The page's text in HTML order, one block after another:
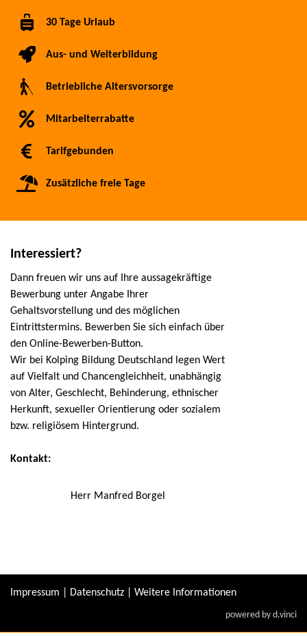
30 Tage Urlaub
Aus- und Weiterbildung
Betriebliche Altersvorsorge
Mitarbeiterrabatte
Tarifgebunden
Zusätzliche freie Tage
Interessiert?
Dann freuen wir uns auf Ihre aussagekräftige
Bewerbung unter Angabe Ihrer
Gehaltsvorstellung und des möglichen
Eintrittstermins. Bewerben Sie sich einfach über
den Online-Bewerben-Button.
Wir bei Kolping Bildung Deutschland legen Wert
auf Vielfalt und Chancengleichheit, unabhängig
von Alter, Geschlecht, Behinderung, ethnischer
Herkunft, sexueller Orientierung oder sozialem
bzw. religiösem Hintergrund.
Kontakt:
Herr Manfred Borgel
Impressum Datenschutz Weitere Informationen
powered by d.vinci